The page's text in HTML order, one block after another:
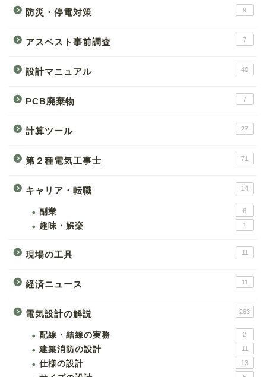
防災・停電対策 9
アスベスト事前調査 7
設計マニュアル 40
PCB廃棄物 7
計算ツール 27
第２種電気工事士 71
キャリア・転職 14
副業 6
趣味・娯楽 1
現場の工具 11
経済ニュース 11
電気設計の解説 263
配線・結線の実務 2
建築消防の設計 11
仕様の設計 13